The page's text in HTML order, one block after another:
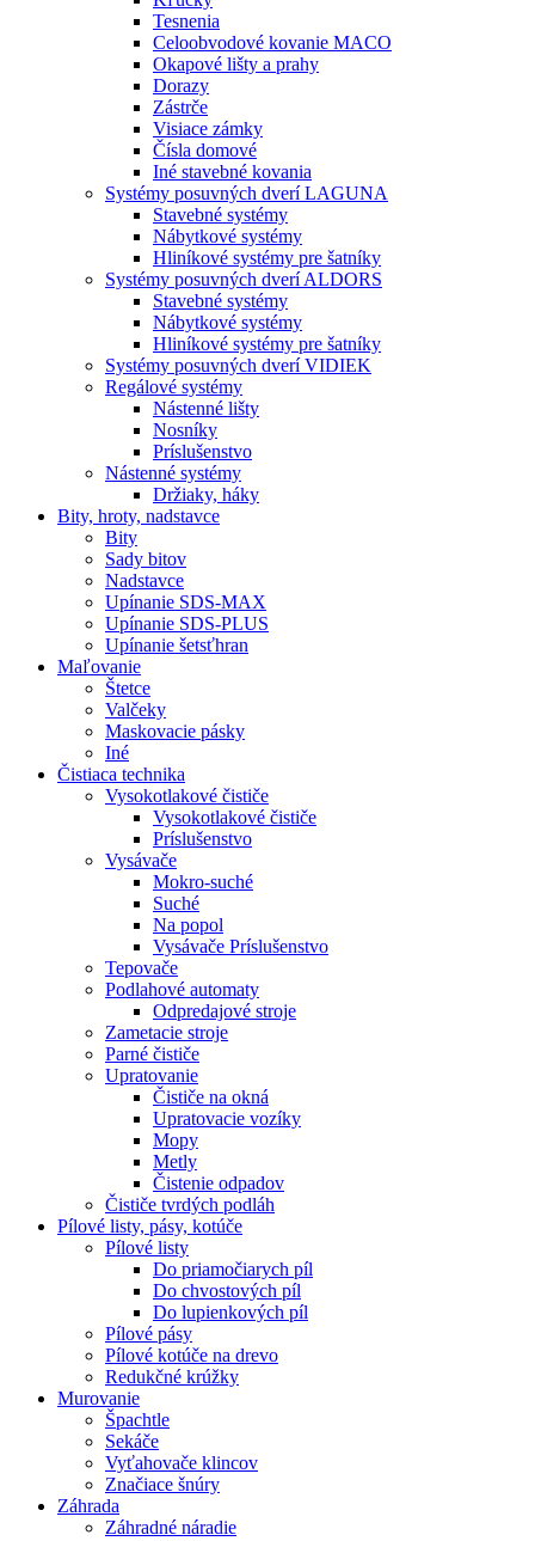
Tesnenia
Celoobvodové kovanie MACO
Okapové lišty a prahy
Dorazy
Zástrče
Visiace zámky
Čísla domové
Iné stavebné kovania
Systémy posuvných dverí LAGUNA
Stavebné systémy
Nábytkové systémy
Hliníkové systémy pre šatníky
Systémy posuvných dverí ALDORS
Stavebné systémy
Nábytkové systémy
Hliníkové systémy pre šatníky
Systémy posuvných dverí VIDIEK
Regálové systémy
Nástenné lišty
Nosníky
Príslušenstvo
Nástenné systémy
Držiaky, háky
Bity, hroty, nadstavce
Bity
Sady bitov
Nadstavce
Upínanie SDS-MAX
Upínanie SDS-PLUS
Upínanie šetsťhran
Maľovanie
Štetce
Valčeky
Maskovacie pásky
Iné
Čistiaca technika
Vysokotlakové čističe
Vysokotlakové čističe
Príslušenstvo
Vysávače
Mokro-suché
Suché
Na popol
Vysávače Príslušenstvo
Tepovače
Podlahové automaty
Odpredajové stroje
Zametacie stroje
Parné čističe
Upratovanie
Čističe na okná
Upratovacie vozíky
Mopy
Metly
Čistenie odpadov
Čističe tvrdých podláh
Pílové listy, pásy, kotúče
Pílové listy
Do priamočiarych píl
Do chvostových píl
Do lupienkových píl
Pílové pásy
Pílové kotúče na drevo
Redukčné krúžky
Murovanie
Špachtle
Sekáče
Vyťahovače klincov
Značiace šnúry
Záhrada
Záhradné náradie